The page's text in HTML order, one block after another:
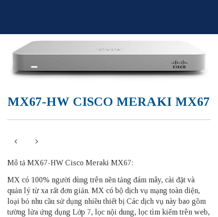
MX67-HW CISCO MERAKI MX67
Mô tả MX67-HW Cisco Meraki MX67:
MX có 100% người dùng trên nền tảng đám mây, cài đặt và
quản lý từ xa rất đơn giản. MX có bộ dịch vụ mạng toàn diện,
loại bỏ nhu cầu sử dụng nhiều thiết bị Các dịch vụ này bao gồm
tường lửa ứng dụng Lớp 7, lọc nội dung, lọc tìm kiếm trên web,